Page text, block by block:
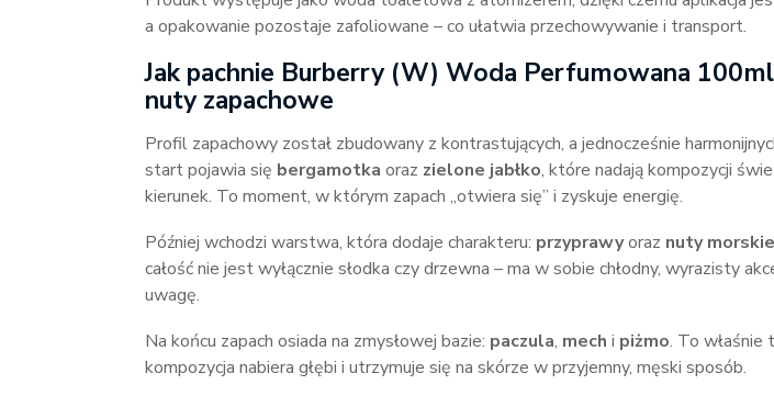
a opakowanie pozostaje zafoliowane – co ułatwia przechowywanie i transport.
Jak pachnie Burberry (W) Woda Perfumowana
nuty zapachowe
Profil zapachowy został zbudowany z kontrastujących, a jednocześnie
start pojawia się bergamotka oraz zielone jabłko, które nadają kompozycji
kierunek. To moment, w którym zapach „otwiera się” i zyskuje energię.
Później wchodzi warstwa, która dodaje charakteru: przyprawyoraz nuty morskie
całość nie jest wyłącznie słodka czy drzewna – ma w sobie chłodny, wyrazisty
uwagę.
Na końcu zapach osiada na zmysłowej bazie: paczula, mech i piżmo. To właśnie
kompozycja nabiera głębi i utrzymuje się na skórze w przyjemny, męski sposób.